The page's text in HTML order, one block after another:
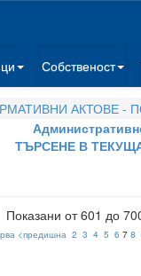
Собственост
АКТОВЕ -
ТЪРСЕНЕ В
Показани от 601 до
<предишна 2 3 4 5 67 8